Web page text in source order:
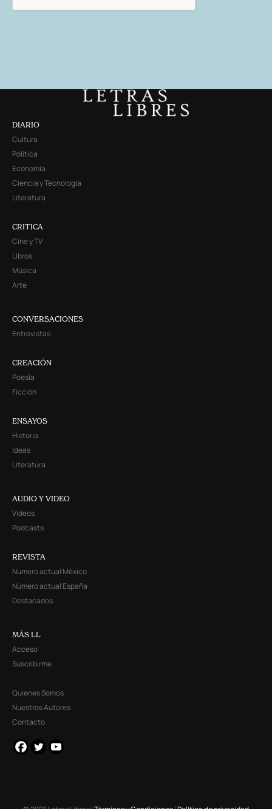
DIARIO
Cultura
Política
Economía
Ciencia y Tecnología
Literatura
CRITICA
Cine y TV
Libros
Música
Arte
CONVERSACIONES
Entrevistas
CREACIÓN
Poesía
Ficción
ENSAYOS
Historia
Ideas
Literatura
AUDIO Y VIDEO
Videos
Podcasts
REVISTA
Número actual México
Número actual España
Destacados
MÁS LL
Acceso
Suscribirme
Quienes Somos
Nuestros Autores
Contacto